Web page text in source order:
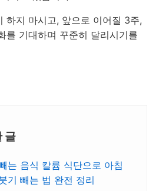
하지 마시고, 앞으로 이어질 3주,
를 기대하며 꾸준히 달리시기를
글
는 음식 칼륨 식단으로 아침
기 빼는 법 완전 정리